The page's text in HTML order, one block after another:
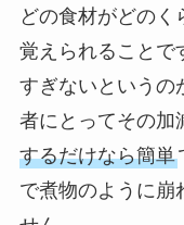
どの食材がどの
覚えられることで
すぎないというの
者にとってその加
するだけなら簡単
で煮物のように崩